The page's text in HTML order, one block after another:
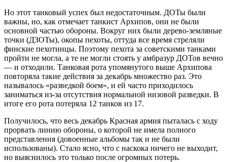
Но этот танковый успех был недостаточным. ДОТы были
важны, но, как отмечает танкист Архипов, они не были
основной частью обороны. Вокруг них были дерево-земляные
точки (ДЗОТы), окопы пехоты, оттуда все время стреляли
финские пехотинцы. Поэтому пехота за советскими танками
пройти не могла, а те не могли стоять у амбразур ДОТов вечно
— и отходили. Танковая рота упомянутого выше Архипова
повторяла такие действия за декабрь множество раз. Это
называлось «разведкой боем», и ей часто приходилось
заниматься из-за отсутствия нормальной низовой разведки. В
итоге его рота потеряла 12 танков из 17.
Получилось, что весь декабрь Красная армия пыталась с ходу
прорвать линию обороны, о которой не имела полного
представления (довоенные альбомы так и не были
использованы). Стало ясно, что с наскока ничего не выходит,
но выяснилось это только после огромных потерь.